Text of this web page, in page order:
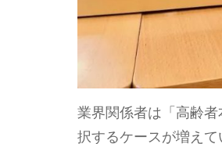
業界関係者は「高齢
択するケースが増え